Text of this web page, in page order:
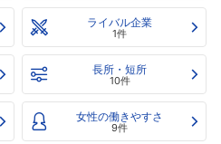
ライバル企業
1件
長所・短所
10件
女性の働きやすさ
9件